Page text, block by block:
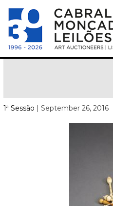
1ª Sessão | September 26, 2016